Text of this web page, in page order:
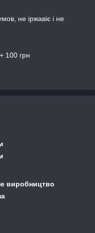
не іржавіє і не
100 грн
виробництво